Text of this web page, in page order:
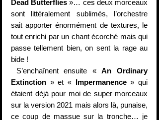
Dead Butterflies »… ces deux morceaux
sont littéralement sublimés, l’orchestre
sait apporter énormément de textures, le
tout enrichi par un chant écorché mais qui
passe tellement bien, on sent la rage au
bide !
S’enchaînent ensuite « An Ordinary
Extinction » et « Impermanence » qui
étaient déjà pour moi de super morceaux
sur la version 2021 mais alors là, punaise,
ce coup de massue sur la tronche… je